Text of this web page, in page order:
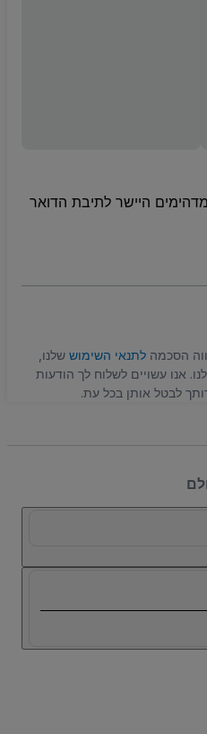
היישר לתיבת הדואר
הסכמהלתנאי השימוששלנו,
אנו עשויים לשלוח לך הודעות